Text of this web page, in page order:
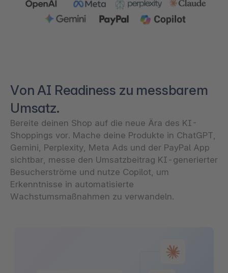
Von AI Readiness zu messbarem
Umsatz.
Bereite deinen Shop auf die neue Ära des KI-
Shoppings vor. Mache deine Produkte in ChatGPT,
Gemini, Perplexity, Meta Ads und der PayPal App
sichtbar, messe den Umsatzbeitrag KI-generierter
Besucherströme und nutze Copilot, um
Erkenntnisse in automatisierte
Wachstumsmaßnahmen zu verwandeln.